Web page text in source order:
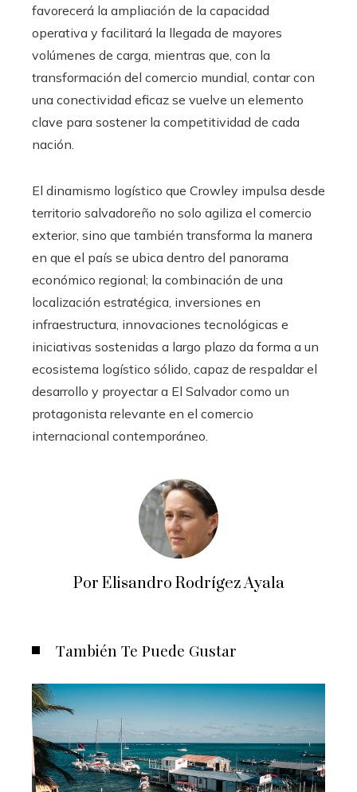
favorecerá la ampliación de la capacidad
operativa y facilitará la llegada de mayores
volúmenes de carga, mientras que, con la
transformación del comercio mundial, contar con
una conectividad eficaz se vuelve un elemento
clave para sostener la competitividad de cada
nación.
El dinamismo logístico que Crowley impulsa desde
territorio salvadoreño no solo agiliza el comercio
exterior, sino que también transforma la manera
en que el país se ubica dentro del panorama
económico regional; la combinación de una
localización estratégica, inversiones en
infraestructura, innovaciones tecnológicas e
iniciativas sostenidas a largo plazo da forma a un
ecosistema logístico sólido, capaz de respaldar el
desarrollo y proyectar a El Salvador como un
protagonista relevante en el comercio
internacional contemporáneo.
Por Elisandro Rodrígez Ayala
También Te Puede Gustar